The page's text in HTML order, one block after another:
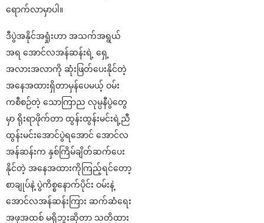
ရောက်လာမှာပါ။
ဒီပွဲအနိုင်အရှုံးဟာ အသက်အရွယ်
အရ အောင်လအန်ဆန်းရဲ့ ရှေ့
အလားအလာကို ဆုံးဖြတ်ပေးနိုင်တဲ့
အနေအထားရှိတာမှန်ပေမယ့် ဝမ်း
ကစီစဉ်တဲ့ သောကြာည လုမ္ပနီပွဲတွေ
မှာ ရိုးရာဖိုက်တာ ထွန်းထွန်းမင်းရဲ့ညီ
ထွန်းမင်းအောင်ပွဲရအောင် အောင်လ
အန်ဆန်းက နှစ်ကြိမ်ချိတ်ဆက်ပေး
နိုင်တဲ့ အနေအထားကိုကြည့်ရင်တော့
စာချုပ်နဲ့ ပွဲကိစ္စနောက်ပိုင်း ဝမ်းနဲ့
အောင်လအန်ဆန်းကြား ဆက်ဆံရေး
အဖုအထစ် မရှိဘူးဆိုတာ သတိထား